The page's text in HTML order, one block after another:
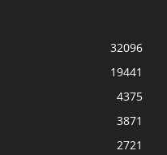
32096
19441
4375
3871
2721